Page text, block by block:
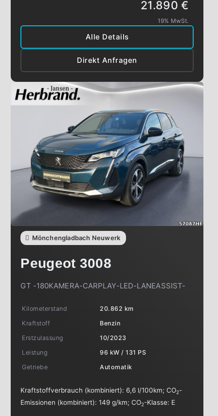
Alle Details
Direkt Anfragen
21.890 €
19% MwSt.
Mönchengladbach Neuwerk
Peugeot 3008
GT -180KAMERA-CARPLAY-LED-LANEASSIST-
Kilometerstand
20.862 km
Kraftstoff
Benzin
Erstzulassung
10/2023
Leistung
96 kW / 131 PS
Getriebe
Automatik
Kraftstoffverbrauch (kombiniert): 6,6 l/100km;CO2-
Emissionen (kombiniert):149 g/km;CO2-Klasse: E